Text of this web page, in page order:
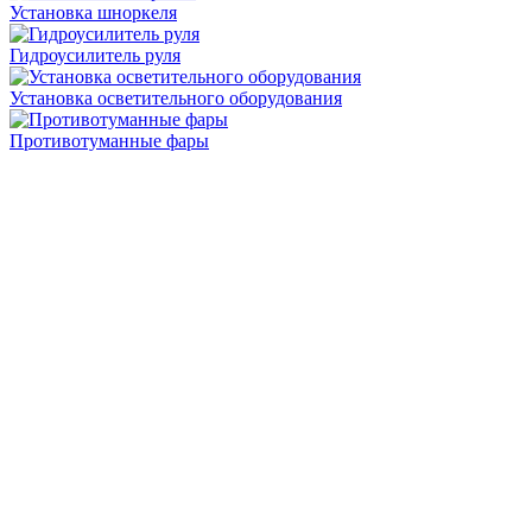
Установка шноркеля
Гидроусилитель руля
Установка осветительного оборудования
Противотуманные фары